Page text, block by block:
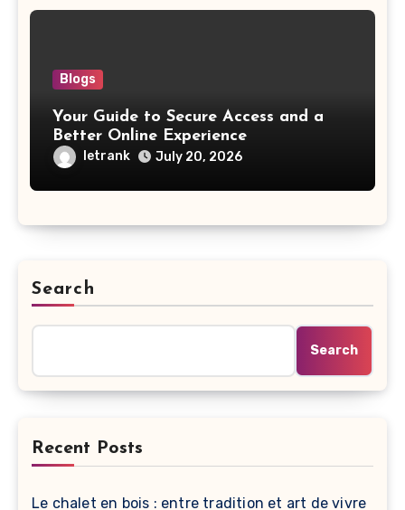
Blogs
Your Guide to Secure Access and a
Better Online Experience
letrank July 20, 2026
Search
Search
Recent Posts
Le chalet en bois : entre tradition et art de vivre